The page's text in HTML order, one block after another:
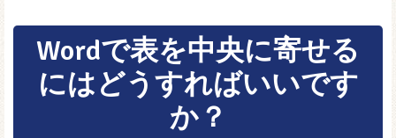
Wordで表を中央に寄せる
にはどうすればいいです
か？